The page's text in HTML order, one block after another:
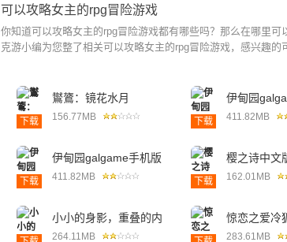
可以攻略女主的rpg冒险游戏
你知道可以攻略女主的rpg冒险游戏都有哪些吗？那么在哪里
克游小编为您整了相关可以攻略女主的rpg冒险游戏，感兴趣的
下载
鸑鷟：镜花水月
156.77MB 下载
伊甸园
411.82MB
下载
伊甸园galgame手机版
411.82MB 下载
樱之诗中文
162.01MB
小小的身影，重叠的内
心冷狐直装版
264.11MB
惊恋之爱冷
283.61MB